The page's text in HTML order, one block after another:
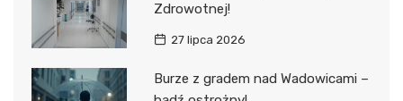
Zdrowotnej!
27 lipca 2026
Burze z gradem nad Wadowicami –